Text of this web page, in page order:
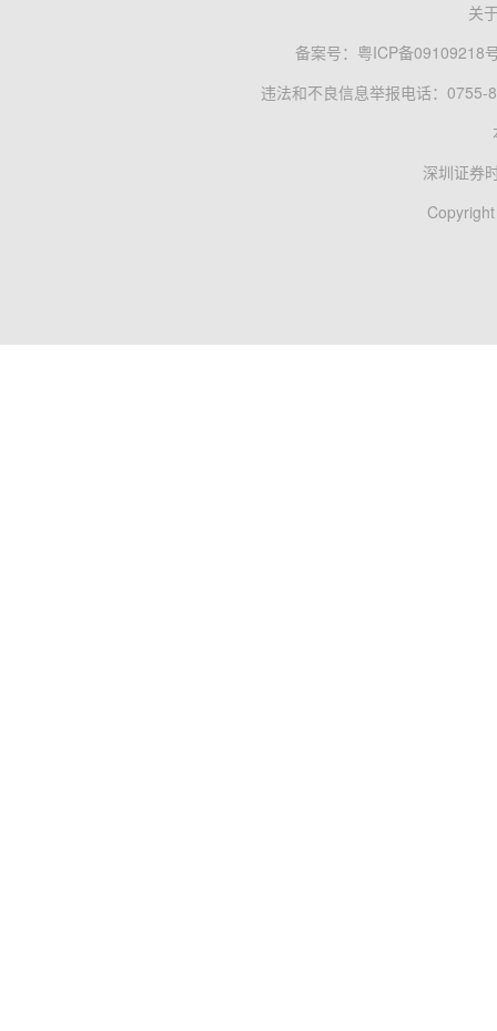
关
备案号： 粤ICP备09109218
违法和不良信息举报电话：0755-
深圳证券